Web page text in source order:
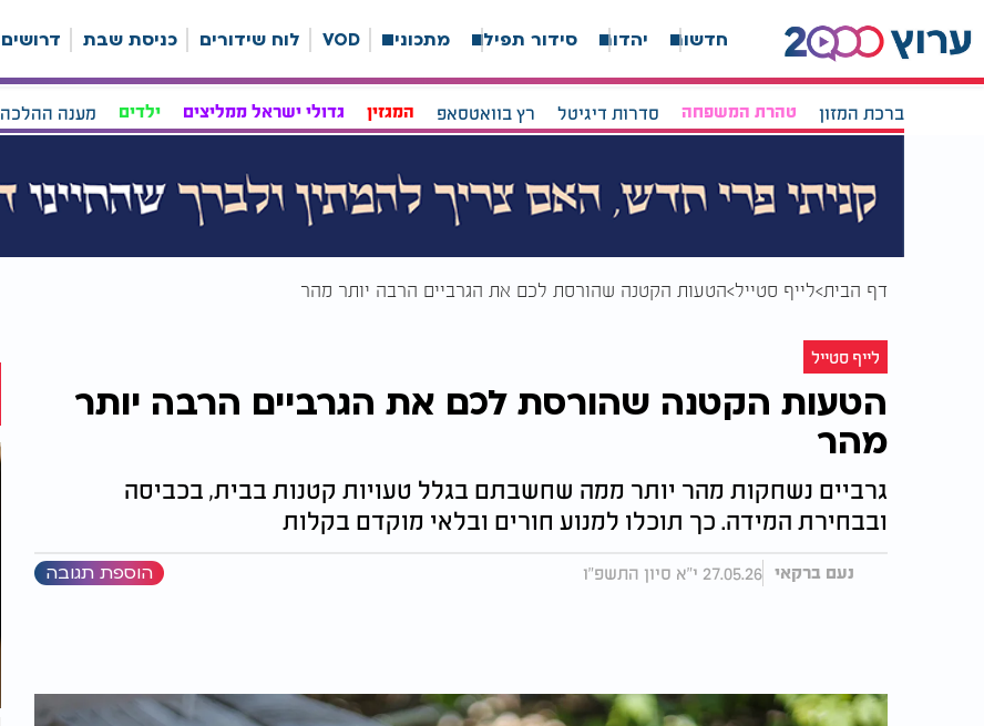
חדשות יהדות סידור תפילה מתכונים VOD לוח שידורים כניסת שבת דרושים
ברכת המזון טהרת המשפחה סדרות דיגיטל רץ בוואטסאפ המגזין גדולי ישראל ממליצים ילדים מענה ההלכה
דף הבית לייף סטייל הטעות הקטנה שהורסת לכם את הגרביים הרבה יותר מהר
לייף סטייל
הטעות הקטנה שהורסת לכם את הגרביים הרבה יותר
מהר
גרביים נשחקות מהר יותר ממה שחשבתם בגלל טעויות קטנות בבית, בכביסה
ובבחירת המידה. כך תוכלו למנוע חורים ובלאי מוקדם בקלות
נעם ברקאי 27.05.26 י"א סיון התשפ"ו הוספת תגובה